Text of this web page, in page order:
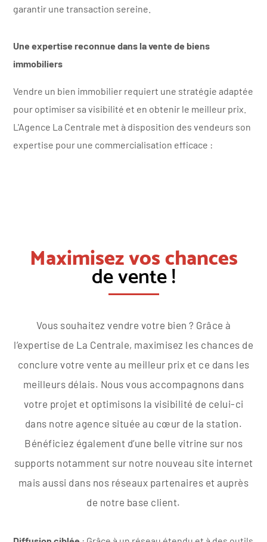
garantir une transaction sereine.
Une expertise reconnue dans la vente de biens
immobiliers
Vendre un bien immobilier requiert une stratégie adaptée
pour optimiser sa visibilité et en obtenir le meilleur prix.
L'Agence La Centrale met à disposition des vendeurs son
expertise pour une commercialisation efficace :
Maximisez vos chances
de vente !
Vous souhaitez vendre votre bien ? Grâce à
l’expertise de La Centrale, maximisez les chances de
conclure votre vente au meilleur prix et ce dans les
meilleurs délais. Nous vous accompagnons dans
votre projet et optimisons la visibilité de celui-ci
dans notre agence située au cœur de la station.
Bénéficiez également d’une belle vitrine sur nos
supports notamment sur notre nouveau site internet
mais aussi dans nos réseaux partenaires et auprès
de notre base client.